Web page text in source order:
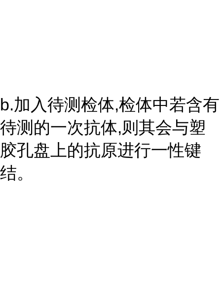
b.加入待测检体,检体中若含有
待测的一次抗体,则其会与塑
胶孔盘上的抗原进行一性键
结。